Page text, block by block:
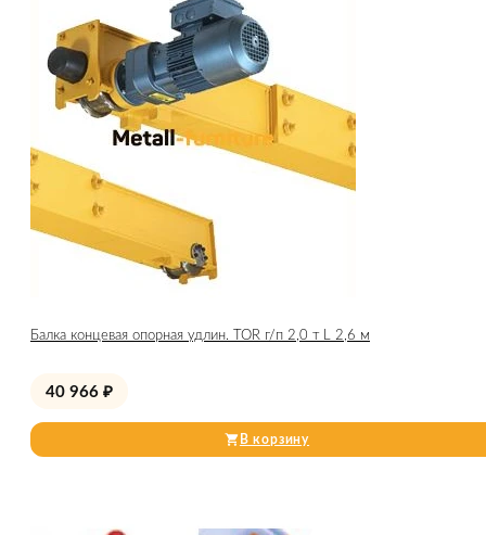
Балка концевая опорная удлин. TOR г/п 2,0 т L 2,6 м
40 966 ₽
В корзину